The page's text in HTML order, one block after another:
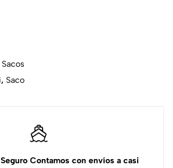
Sacos
, Saco
Contamos con envíos a casi